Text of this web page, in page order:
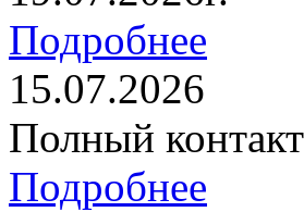
Подробнее
15.07.2026
Полный
Подробнее